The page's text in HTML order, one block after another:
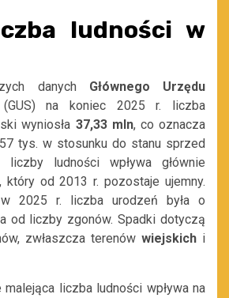
ludności w
danych Głównego Urzędu
(GUS) na koniec 2025 r. liczba
wyniosła 37,33 mln, co oznacza
tys. w stosunku do stanu sprzed
ludności wpływa głównie
który od 2013 r. pozostaje ujemny.
2025 r. liczba urodzeń była o
od liczby zgonów. Spadki dotyczą
zwłaszcza terenów wiejskich i
malejąca liczba ludności wpływa na